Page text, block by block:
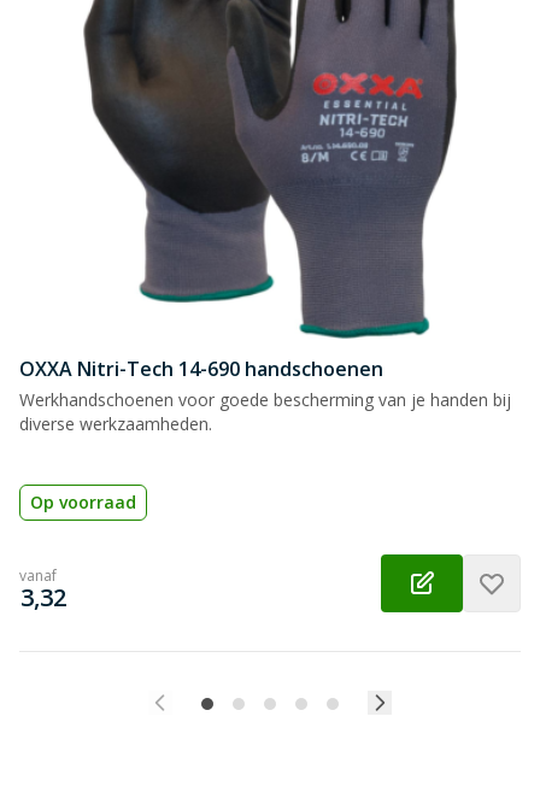
OXXA Nitri-Tech 14-690 handschoenen
Werkhandschoenen voor goede bescherming van je handen bij
diverse werkzaamheden.
Op voorraad
vanaf
€
3,32